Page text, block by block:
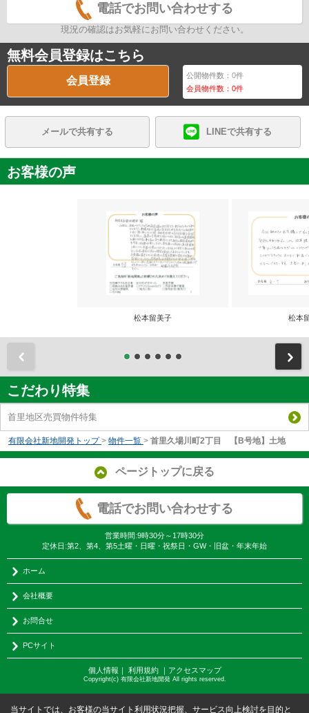
電話でお問い合わせする
現況の確認はお気軽にお問い合わせください。
無料会員登録はこちら
会員登録 公開物件数：0件
会員物件数：0件
メールで共有する LINEで共有する
お客様の声
松本留美子 松本
こだわり特集
首里地区売買物件特集
有限会社新地開発トップ > 物件一覧 > 首里久場川町2丁目 【B号地】土地
ページトップに戻る
電話でお問い合わせする
営業時間:9時30分～17時30分
定休日:第2、第4、第5土曜・日曜・祝祭日・GW・旧盆・年末年始
ホーム
会社概要
お問合せ
PCサイト
個人情報 ｜ 利用規約｜ アクセスマップ
Copyright(c) 有限会社新地開発 All rights reserved.
当サイトでは、お客様の当サイト利用状況把握、サービス向上検討を目的と